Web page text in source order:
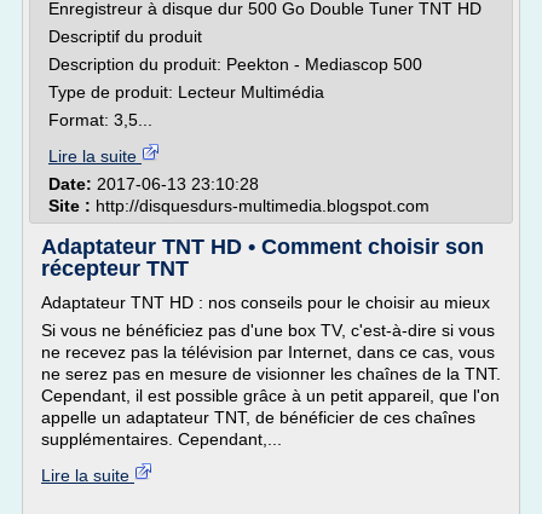
Enregistreur à disque dur 500 Go Double Tuner TNT HD
Descriptif du produit
Description du produit: Peekton - Mediascop 500
Type de produit: Lecteur Multimédia
Format: 3,5...
Lire la suite
Date: 2017-06-13 23:10:28
Site : http://disquesdurs-multimedia.blogspot.com
Adaptateur TNT HD • Comment choisir son
récepteur TNT
Adaptateur TNT HD : nos conseils pour le choisir au mieux
Si vous ne bénéficiez pas d'une box TV, c'est-à-dire si vous
ne recevez pas la télévision par Internet, dans ce cas, vous
ne serez pas en mesure de visionner les chaînes de la TNT.
Cependant, il est possible grâce à un petit appareil, que l'on
appelle un adaptateur TNT, de bénéficier de ces chaînes
supplémentaires. Cependant,...
Lire la suite